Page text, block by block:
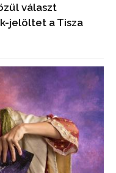
választ
jelöltet a Tisza